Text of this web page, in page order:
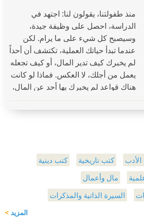
منذ طفولتنا، يقولون لنا: اجتهد في
الدراسة، احصل على وظيفة جيدة،
وسيصبح كل شيء على ما يرام. لكن
عندما تبدأ حياتك العملية، تكتشف أن أحداً
لم يخبرك كيف تدير المال، أو كيف تجعله
يعمل من أجلك، لا العكس. فماذا لو كانت
هناك قواعد لم يخبرك بها أحد عن المال،
كتب تاريخية
كتب دينية
مال وأعمال
السيرة الذاتية والمذكرات
المزيد >